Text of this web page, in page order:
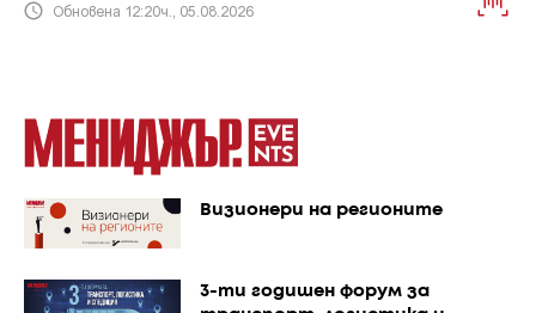
Обновена 12:20ч., 05.08.2026
Визионери на регионите
3-ти годишен форум за